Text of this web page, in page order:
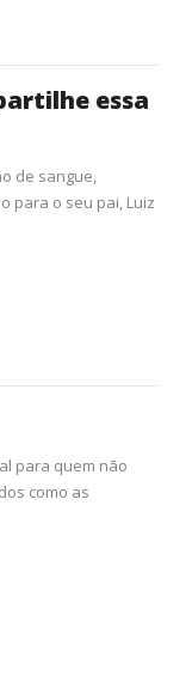
essa
de sangue,
para o seu pai, Luiz
para quem não
como as